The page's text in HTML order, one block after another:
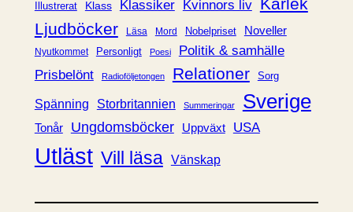
Illustrerat Klass Klassiker Kvinnors liv Kärlek
Ljudböcker
Läsa Mord Nobelpriset Noveller
Nyutkommet Personligt Poesi
Politik & samhälle
Prisbelönt
Radioföljetongen Relationer Sorg
Spänning Storbritannien Summeringar Sverige
Tonår Ungdomsböcker Uppväxt USA
Utläst Vill läsa Vänskap